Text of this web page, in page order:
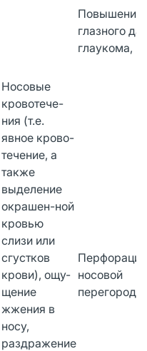
Повышение
глазного
глаукома,
Носовые
кровотече-
ния (т.е.
явное крово-
течение, а
также
выделение
окрашен-ной
кровью
слизи или
сгустков
крови), ощу-
щение
жжения в
носу,
раздражение
Перфорация
носовой